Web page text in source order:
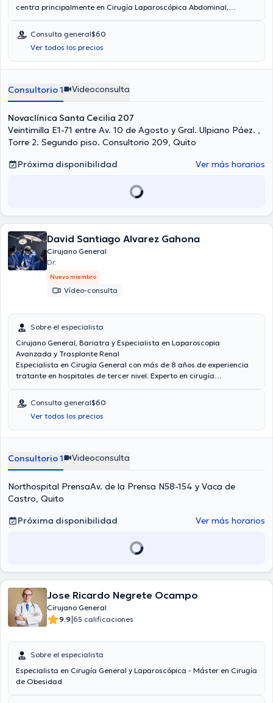
centra principalmente en Cirugía Laparoscópica Abdominal,
siguientes aseguradoras: Consulta privada. El precio de la consulta
con el doctor Patricio Bucheli Proaño es de $60. En su consultorio
abarca todo lo relacionado con Cirugía de vesícula biliar,
Apendicitis, Hernias, Cirugía digestiva.
Consulta general$60
Ver todos los precios
Consultorio 1 Videoconsulta
Novaclínica Santa Cecilia 207
Veintimilla E1-71 entre Av. 10 de Agosto y Gral. Ulpiano Páez. ,
Torre 2. Segundo piso. Consultorio 209, Quito
Próxima disponibilidad
Ver más horarios
David Santiago Alvarez Gahona
Cirujano General
Dr.
Nuevo miembro
Vídeo-consulta
Sobre el especialista
Cirujano General, Bariatra y Especialista en Laparoscopia
Avanzada y Trasplante Renal
Especialista en Cirugía General con más de 8 años de experiencia
tratante en hospitales de tercer nivel. Experto en cirugía
bariátrica y trasplante renal. Combina el liderazgo asistencial con
la docencia universitaria de posgrado y la investigación científica,
priorizando la precisión técnica, la bioética y la seguridad del
paciente.
Consulta general$60
Ver todos los precios
Consultorio 1 Videoconsulta
Northospital PrensaAv. de la Prensa N58-154 y Vaca de
Castro, Quito
Próxima disponibilidad
Ver más horarios
Jose Ricardo Negrete Ocampo
Cirujano General
9.9|65 calificaciones
Sobre el especialista
Especialista en Cirugía General y Laparoscópica - Máster en Cirugía
de Obesidad